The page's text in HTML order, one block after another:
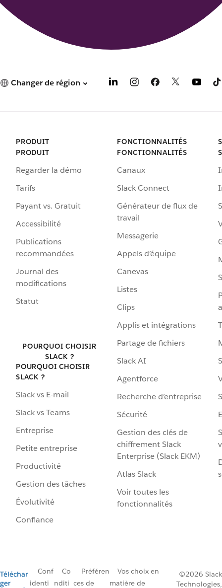
Changer de région
PRODUIT
PRODUIT
Regarder la démo
Tarifs
Payant vs. Gratuit
Accessibilité
Publications
recommandées
Journal des
modifications
Statut
POURQUOI CHOISIR
SLACK ?
POURQUOI CHOISIR
SLACK ?
Slack vs E-mail
Slack vs Teams
Entreprise
Petite entreprise
Productivité
Gestion des tâches
Évolutivité
Confiance
FONCTIONNALITÉS
FONCTIONNALITÉS
Canaux
Slack Connect
Générateur de flux de
travail
Messagerie
Appels d’équipe
Canevas
Listes
Clips
Applis et intégrations
Partage de fichiers
Slack AI
Agentforce
Recherche d’entreprise
Sécurité
Gestion des clés de
chiffrement Slack
Enterprise (Slack EKM)
Atlas Slack
Voir toutes les
fonctionnalités
Téléchar
ger
Conf
identi
Co
nditi
Préféren
ces de
Vos choix en
matière de
©2026 Slack
Technologies,